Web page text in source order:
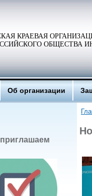
КРАЕВАЯ
ОБЩЕСТВА
Об организации